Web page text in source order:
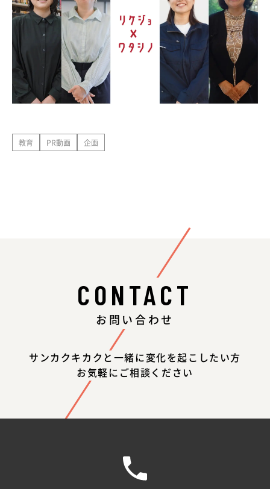
教育 PR動画 企画
CONTACT
お問い合わせ
サンカクキカクと一緒に変化を起こしたい方
お気軽にご相談ください